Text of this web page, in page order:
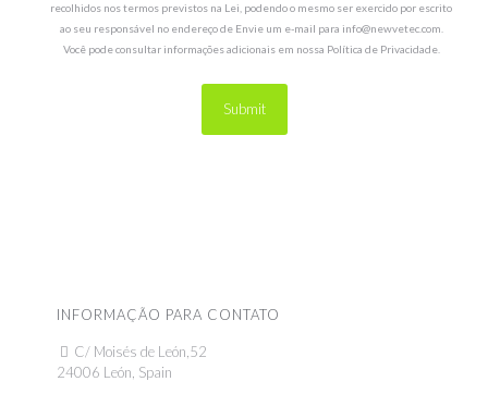
recolhidos nos termos previstos na Lei, podendo o mesmo ser exercido por escrito
ao seu responsável no endereço de Envie um e-mail para info@newvetec.com.
Você pode consultar informações adicionais em nossa Política de Privacidade.
INFORMAÇÃO PARA CONTATO
C/ Moisés de León,52
24006 León, Spain